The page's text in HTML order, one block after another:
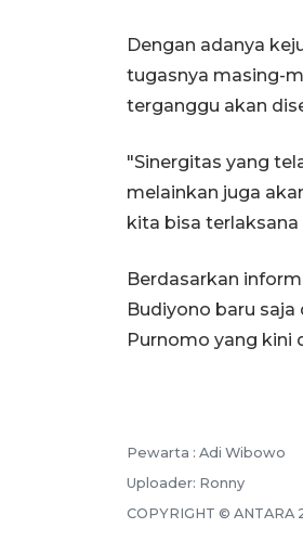
Dengan adanya
tugasnya masing-
terganggu akan
"Sinergitas yang
melainkan juga
kita bisa
Berdasarkan
Budiyono baru
Purnomo yang kini
Pewarta : Adi Wibowo
Uploader: Ronny
COPYRIGHT © ANTARA